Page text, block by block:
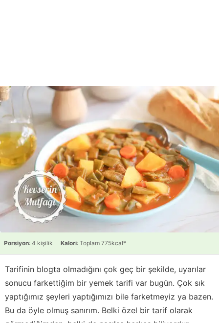
Porsiyon: 4 kişilik Kalori: Toplam 775kcal*
Tarifinin blogta olmadığını çok geç bir şekilde, uyarılar
sonucu farkettiğim bir yemek tarifi var bugün. Çok sık
yaptığımız şeyleri yaptığımızı bile farketmeyiz ya bazen.
Bu da öyle olmuş sanırım. Belki özel bir tarif olarak